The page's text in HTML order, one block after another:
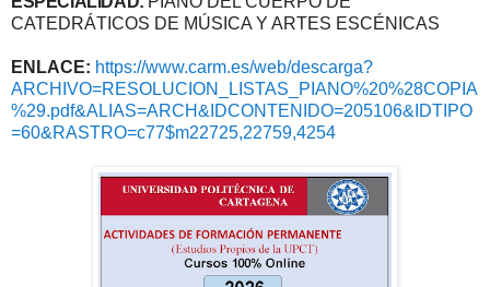
CATEDRÁTICOS DE MÚSICA Y ARTES ESCÉNICAS
ENLACE: https://www.carm.es/web/descarga?
ARCHIVO=RESOLUCION_LISTAS_PIANO%20%28COPIA
%29.pdf&ALIAS=ARCH&IDCONTENIDO=205106&IDTIPO
=60&RASTRO=c77$m22725,22759,4254